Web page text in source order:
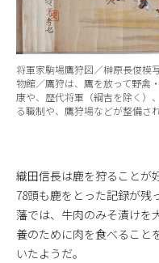
将軍家駒場鷹狩図／榊原長俊模
物館／鷹狩は、鷹を放って野禽
康や、歴代将軍（綱吉を除く）
る職制や、鷹狩場などが整備さ
織田信長は鹿を狩ることが
78頭も鹿をとった記録が残
藩では、牛肉のみそ漬けを
養のために肉を食べること
いたようだ。